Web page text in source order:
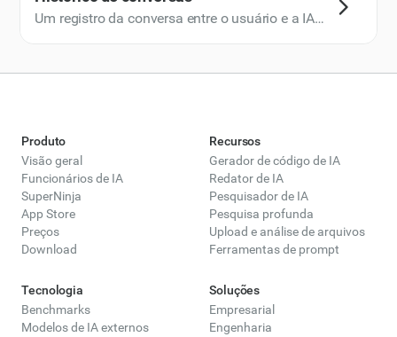
analista de pesquisa de IA, que usa um LLM
baseado no raciocínio de IA para desenvolver e
processa a entrada de linguagem natural,
técnicas.
Um registro da conversa entre o usuário e a IA,
Produto
Visão geral
Funcionários de IA
SuperNinja
App Store
Preços
Download
Recursos
Gerador de código de IA
Redator de IA
Pesquisador de IA
Pesquisa profunda
Upload e análise de arquivos
Ferramentas de prompt
Tecnologia
Benchmarks
Modelos de IA externos
Soluções
Empresarial
Engenharia